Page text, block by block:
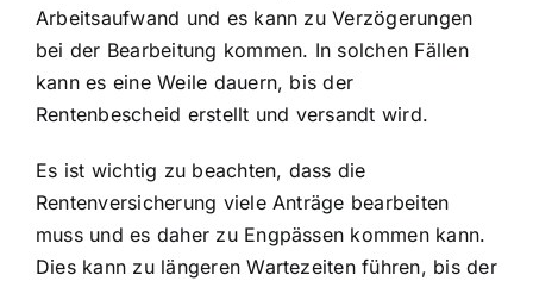
Arbeitsaufwand und es kann zu Verzögerungen
bei der Bearbeitung kommen. In solchen Fällen
kann es eine Weile dauern, bis der
Rentenbescheid erstellt und versandt wird.
Es ist wichtig zu beachten, dass die
Rentenversicherung viele Anträge bearbeiten
muss und es daher zu Engpässen kommen kann.
Dies kann zu längeren Wartezeiten führen, bis der